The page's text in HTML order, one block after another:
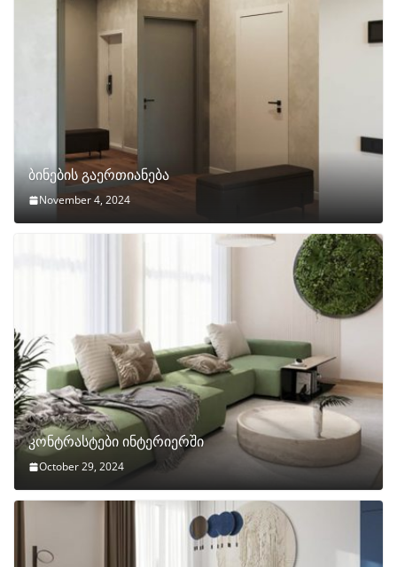
ბინების გაერთიანება
November 4, 2024
კონტრასტები ინტერიერში
October 29, 2024